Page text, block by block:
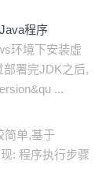
程序
环境下安装虚
署完JDK之后,
...
简单,基于
: 程序执行步骤